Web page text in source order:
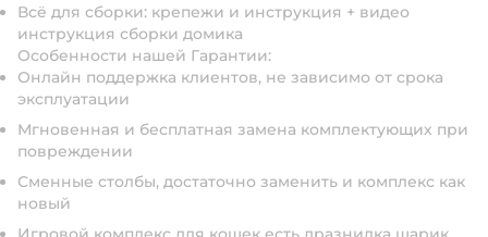
Всё для сборки: крепежи и инструкция + видео
инструкция сборки домика
Особенности нашей Гарантии:
Онлайн поддержка клиентов, не зависимо от срока
эксплуатации
Мгновенная и бесплатная замена комплектующих при
повреждении
Сменные столбы, достаточно заменить и комплекс как
новый